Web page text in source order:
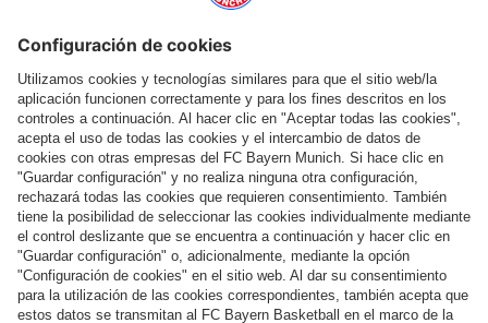
Más categorías
Síguenos
Pago y entrega